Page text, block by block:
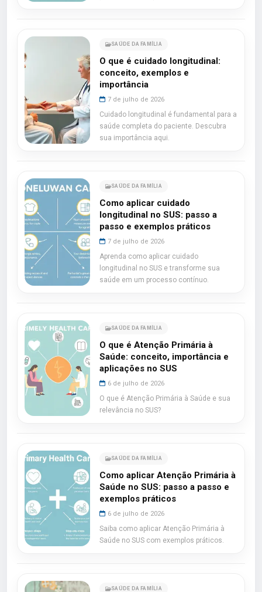
SAÚDE DA FAMÍLIA
O que é cuidado longitudinal:
conceito, exemplos e
importância
7 de julho de 2026
Cuidado longitudinal é fundamental para a
saúde completa do paciente. Descubra
sua importância aqui.
SAÚDE DA FAMÍLIA
Como aplicar cuidado
longitudinal no SUS: passo a
passo e exemplos práticos
7 de julho de 2026
Aprenda como aplicar cuidado
longitudinal no SUS e transforme sua
saúde em um processo contínuo.
SAÚDE DA FAMÍLIA
O que é Atenção Primária à
Saúde: conceito, importância e
aplicações no SUS
6 de julho de 2026
O que é Atenção Primária à Saúde e sua
relevância no SUS?
SAÚDE DA FAMÍLIA
Como aplicar Atenção Primária à
Saúde no SUS: passo a passo e
exemplos práticos
6 de julho de 2026
Saiba como aplicar Atenção Primária à
Saúde no SUS com exemplos práticos.
SAÚDE DA FAMÍLIA